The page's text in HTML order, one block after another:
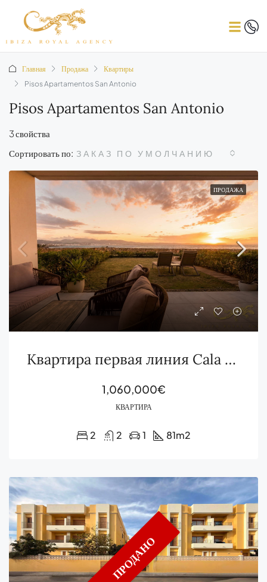
Главная Продажа
Квартиры
Pisos Apartamentos San Antonio
Pisos Apartamentos San Antonio
3 свойства
Сортировать по: ЗАКАЗ ПО УМОЛЧАНИЮ
ПРОДАЖА
Квартира первая линия Cala Gració с видом на море и бассейном
1,060,000€
КВАРТИРА
2 2 1 81m2
ПРОДАНО